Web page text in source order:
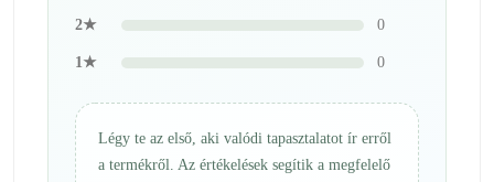
2★ 0
1★ 0
Légy te az első, aki valódi tapasztalatot ír erről
a termékről. Az értékelések segítik a megfelelő